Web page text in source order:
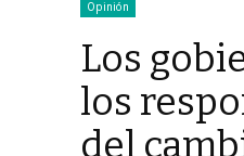
Opinión
Los
los
del